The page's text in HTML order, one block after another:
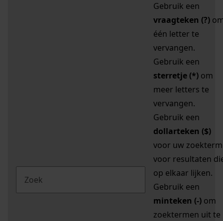
Gebruik een
vraagteken (?)
één letter te
vervangen.
Gebruik een
sterretje (*) om
meer letters te
vervangen.
Gebruik een
dollarteken ($)
voor uw zoekterm
voor resultaten
op elkaar lijken.
Gebruik een
minteken (-) om
zoektermen uit te